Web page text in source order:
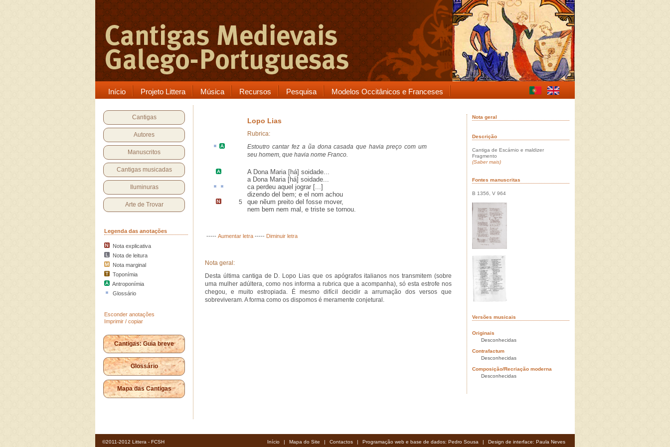
Início Projeto Littera Música Recursos Pesquisa Modelos Occitânicos e Franceses
Cantigas
Autores
Manuscritos
Cantigas musicadas
Iluminuras
Arte de Trovar
Legenda das anotações
Nota explicativa
Nota de leitura
Nota marginal
Toponímia
Antroponímia
Glossário
Esconder anotações
Imprimir / copiar
Cantigas: Guia breve
Glossário
Mapa das Cantigas
Lopo Lias
Rubrica:
Estoutro cantar fez a ũa dona casada que haviapreço com um
seu homem, que havia nome Franco.
A Dona Maria[há] soidade...
a Dona Maria [há] soidade...
caperdeu aquel jograr [...]
dizendo del bem; e el nom achou
5 que nẽum preito del fosse mover,
nem bem nem mal, e triste se tornou.
----- Aumentar letra ----- Diminuir letra
Nota geral:
Desta última cantiga de D. Lopo Lias que os apógrafos italianos nos transmitem (sobre
uma mulher adúltera, como nos informa a rubrica que a acompanha), só esta estrofe nos
chegou, e muito estropiada. É mesmo difícil decidir a arrumação dos versos que
sobreviveram. A forma como os dispomos é meramente conjetural.
Nota geral
Descrição
Cantiga de Escárnio e maldizer
Fragmento
(Saber mais)
Fontes manuscritas
B 1356, V 964
Versões musicais
Originais
Desconhecidas
Contrafactum
Desconhecidas
Composição/Recriação moderna
Desconhecidas
©2011-2012 Littera - FCSH Início | Mapa do Site | Contactos | Programação web e base de dados: Pedro Sousa | Design de interface: Paula Neves